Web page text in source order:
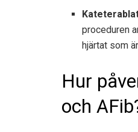
proceduren
hjärtat som
Hur
och